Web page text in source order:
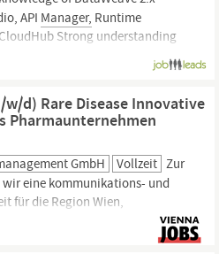
API Manager, Runtime
Strong understanding
APIs, JSON/XML
Batch processing
Cloud and Marketing Cloud
Accounts,Contacts, Leads ...
d) Rare Disease Innovative
Pharmaunternehmen
GmbH Vollzeit Zur
wir eine kommunikations- und
für die Region Wien,
Nach fundierter Einarbeitung
Aufgaben: Sie